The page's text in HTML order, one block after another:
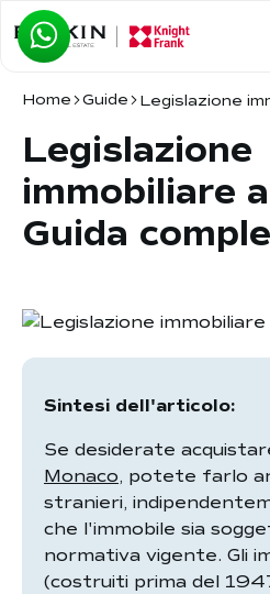
Home Guide Legislazione
Legislazione
immobiliare
Guida
Sintesi dell'articolo:
Se desiderate
Monaco, potete farlo
stranieri,
che l'immobile sia
normativa vigente. Gli
(costruiti prima del